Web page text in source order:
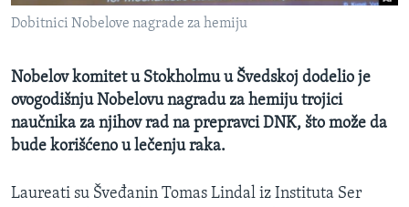
Dobitnici Nobelove nagrade za hemiju
Nobelov komitet u Stokholmu u Švedskoj dodelio je
ovogodišnju Nobelovu nagradu za hemiju trojici
naučnika za njihov rad na prepravci DNK, što može da
bude korišćeno u lečenju raka.
Laureati su Šveđanin Tomas Lindal iz Instituta Ser